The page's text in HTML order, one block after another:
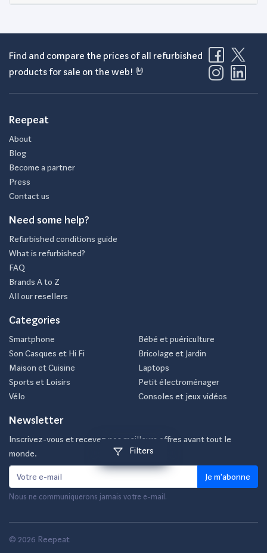
Filters
Find and compare the prices of all refurbished
products for sale on the web! 🤘
Reepeat
About
Blog
Become a partner
Press
Contact us
Need some help?
Refurbished conditions guide
What is refurbished?
FAQ
Brands A to Z
All our resellers
Categories
Smartphone
Son Casques et Hi Fi
Maison et Cuisine
Sports et Loisirs
Vélo
Bébé et puériculture
Bricolage et Jardin
Laptops
Petit électroménager
Consoles et jeux vidéos
Newsletter
Inscrivez-vous et recevez nos meilleurs offres avant tout le
monde.
Je m'abonne
Nous ne communiquerons jamais votre e-mail.
© 2026 Reepeat